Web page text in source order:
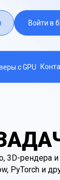
Войти в
с GPU
3D-
PyTorch и